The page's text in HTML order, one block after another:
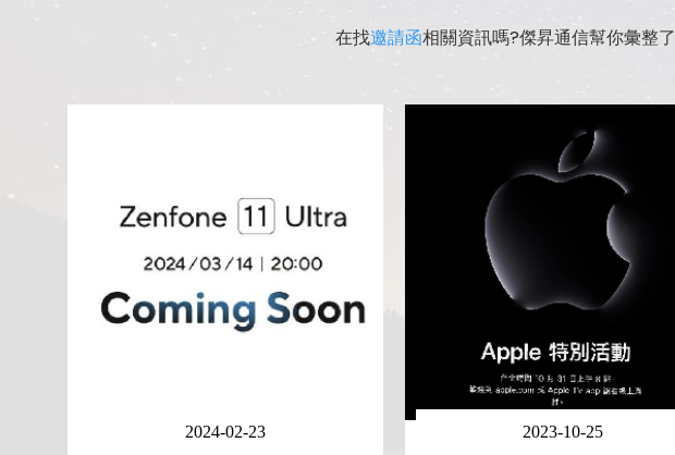
在找邀請函相關資訊嗎?傑昇通信幫你彙整了
2024-02-23 2023-10-25